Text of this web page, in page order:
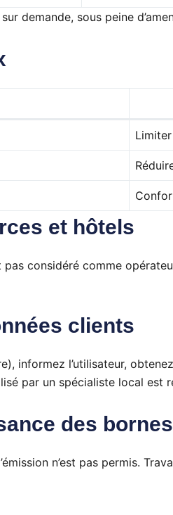
demande, sous peine
et hôtels
considéré comme
clients
informez l’utilisateur,
par un spécialiste local est
des bornes
n’est pas permis.